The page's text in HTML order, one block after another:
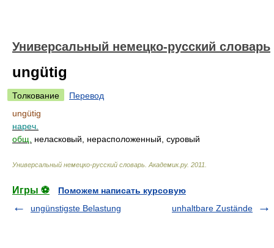
Универсальный немецко-русский словарь
ungütig
Толкование
Перевод
ungütig
нареч.
общ.
неласковый, нерасположенный, суровый
Универсальный немецко-русский словарь Академик.ру. 2011
Игры ⚽
Поможем написать курсовую
ungünstigste Belastung
unhaltbare Zustände